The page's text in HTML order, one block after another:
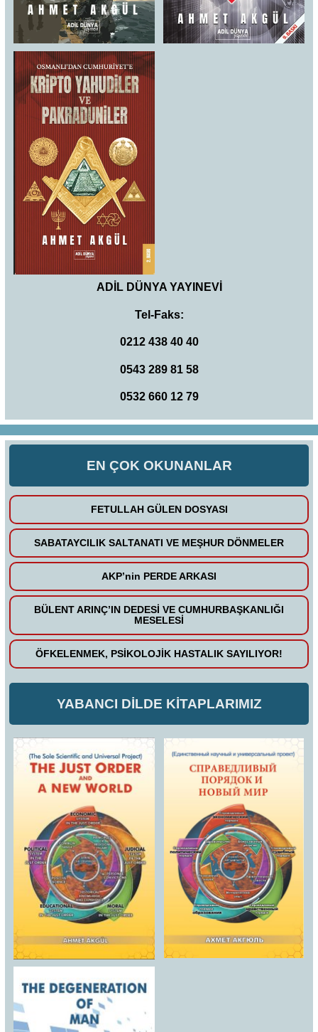
ADİL DÜNYA YAYINEVİ
Tel-Faks:
0212 438 40 40
0543 289 81 58
0532 660 12 79
EN ÇOK OKUNANLAR
FETULLAH GÜLEN DOSYASI
SABATAYCILIK SALTANATI VE MEŞHUR DÖNMELER
AKP’nin PERDE ARKASI
BÜLENT ARINÇ’IN DEDESİ VE CUMHURBAŞKANLIĞI
MESELESİ
ÖFKELENMEK, PSİKOLOJİK HASTALIK SAYILIYOR!
YABANCI DİLDE KİTAPLARIMIZ